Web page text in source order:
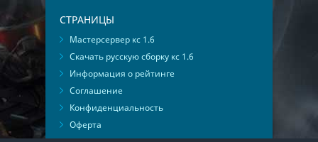
СТРАНИЦЫ
Мастерсервер кс 1.6
Скачать русскую сборку кс 1.6
Информация о рейтинге
Соглашение
Конфиденциальность
Оферта